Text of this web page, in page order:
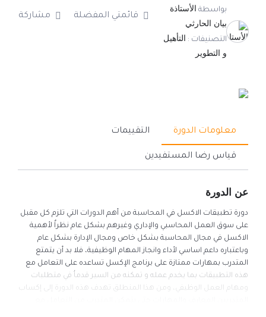
بواسطة الأستاذة
بيان الحارثي
التصنيفات : التأهيل
و التطوير
قائمتي المفضلة مشاركة
معلومات الدورة التقييمات
قياس رضا المستفيدين
عن الدورة
دورة تطبيقات الاكسل في المحاسبة من أهم الدورات التي تلزم كل مقبل
على سوق العمل المحاسبي والإداري وغيرهم بشكل عام نظراٌ لأهمية
الاكسل في مجال المحاسبة بشكل خاص ومجال الإدارة بشكل عام
وباعتباره داعم اساسي لأداء وانجاز المهام الوظيفية، فلا بد أن يتمتع
المتدرب بمهارات ممتازة على برنامج الإكسل تساعده على التعامل مع
هذه التطبيقات بما يخدم عمله و تمكنه من السير قدماُ في متطلبات
ومهام العمل الوظيفي، ومن هذا المنطلق تهدف هذه الدورة إلى إكساب